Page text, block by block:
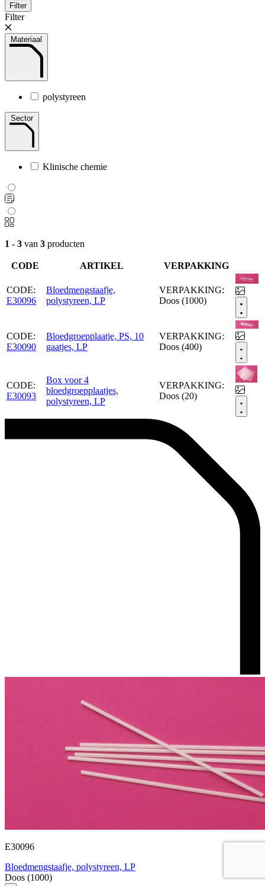
Filter
Filter
Materiaal
polystyreen
Sector
Klinische chemie
1 - 3 van 3 producten
CODE ARTIKEL VERPAKKING
CODE:
E30096
Bloedmengstaafje,
polystyreen, LP
VERPAKKING:
Doos (1000)
CODE:
E30090
Bloedgroepplaatje, PS, 10
gaatjes, LP
VERPAKKING:
Doos (400)
CODE:
E30093
Box voor 4
bloedgroepplaatjes,
polystyreen, LP
VERPAKKING:
Doos (20)
E30096
Bloedmengstaafje, polystyreen, LP
Doos (1000)